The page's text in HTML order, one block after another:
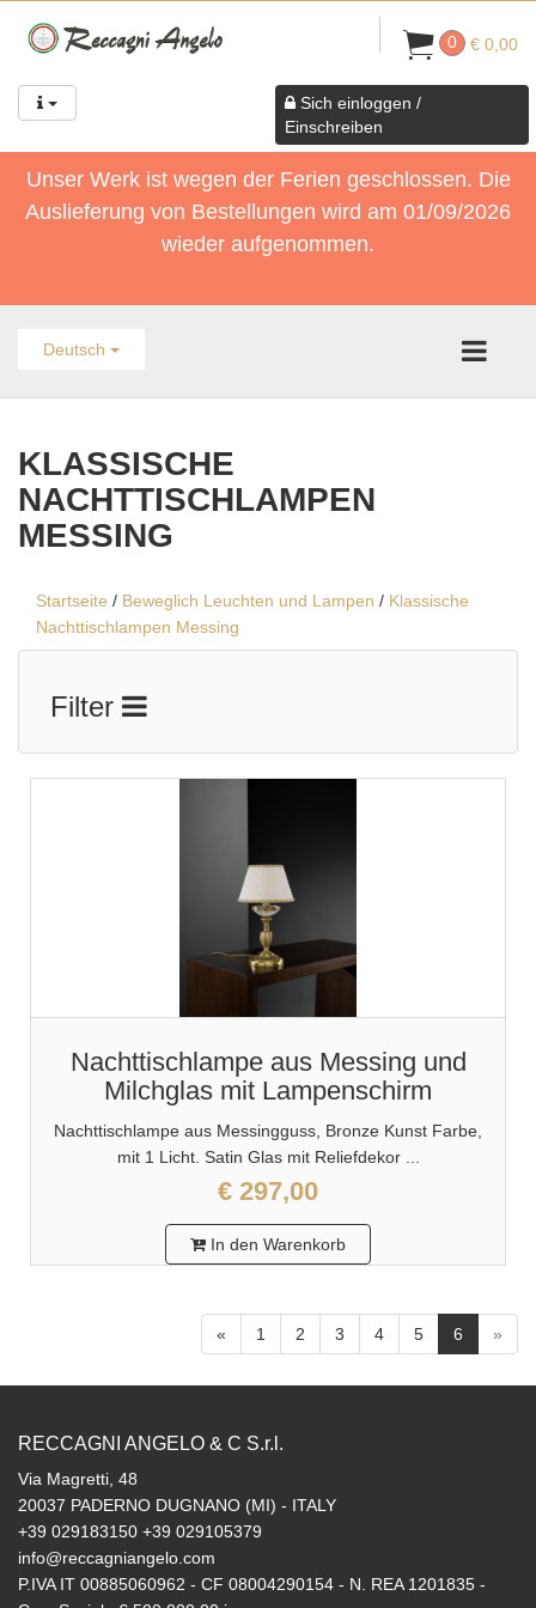
0 € 0,00
Sich einloggen /
Einschreiben
Unser Werk ist wegen der Ferien geschlossen. Die
Auslieferung von Bestellungen wird am 01/09/2026
wieder aufgenommen.
Deutsch
KLASSISCHE
NACHTTISCHLAMPEN
MESSING
Startseite / Beweglich Leuchten und Lampen / Klassische
Nachttischlampen Messing
Filter
Nachttischlampe aus Messing und
Milchglas mit Lampenschirm
Nachttischlampe aus Messingguss, Bronze Kunst Farbe,
mit 1 Licht. Satin Glas mit Reliefdekor ...
€ 297,00
In den Warenkorb
« 1 2 3 4 5 6 »
RECCAGNI ANGELO & C S.r.l.
Via Magretti, 48
20037 PADERNO DUGNANO (MI) - ITALY
+39 029183150 +39 029105379
info@reccagniangelo.com
P.IVA IT 00885060962 - CF 08004290154 - N. REA 1201835 -